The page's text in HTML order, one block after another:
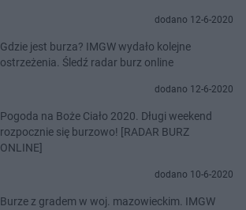
dodano 12-6-2020
Gdzie jest burza? IMGW wydało kolejne
ostrzeżenia. Śledź radar burz online
dodano 12-6-2020
Pogoda na Boże Ciało 2020. Długi weekend
rozpocznie się burzowo! [RADAR BURZ
ONLINE]
dodano 10-6-2020
Burze z gradem w woj. mazowieckim. IMGW